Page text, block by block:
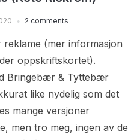
2 comments
reklame (mer informasjon
oppskriftskortet).
Bringebær & Tyttebær
like nydelig som det
mange versjoner
men tro meg, ingen av de